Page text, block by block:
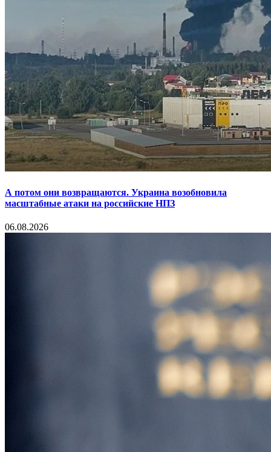
А потом они возвращаются. Украина возобновила
масштабные атаки на российские НПЗ
06.08.2026